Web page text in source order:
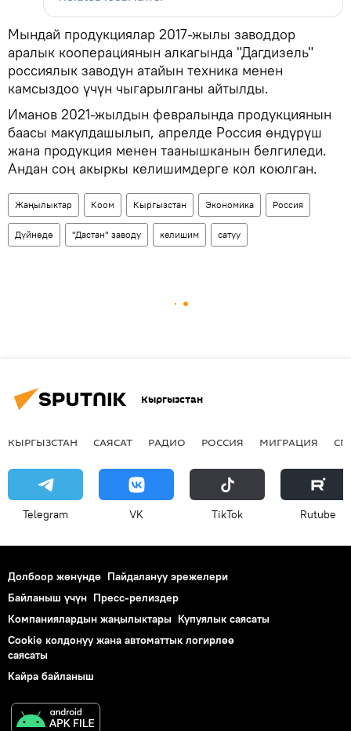
Мындай продукциялар 2017-жылы заводдор
аралык кооперациянын алкагында "Дагдизель"
россиялык заводун атайын техника менен
камсыздоо үчүн чыгарылганы айтылды.
Иманов 2021-жылдын февралында продукциянын
баасы макулдашылып, апрелде Россия өндүрүш
жана продукция менен таанышканын белгиледи.
Андан соң акыркы келишимдерге кол коюлган.
Жаңылыктар Коом Кыргызстан Экономика Россия
Дүйнөдө "Дастан" заводу келишим сатуу
Кыргызстан
КЫРГЫЗСТАН САЯСАТ РАДИО РОССИЯ МИГРАЦИЯ
Telegram VK ТikТоk Rutube
Долбоор жөнүндө Пайдалануу эрежелери
Байланыш үчүн Пресс-релиздер
Компаниялардын жаңылыктары Купуялык саясаты
Cookie колдонуу жана автоматтык логирлөө
саясаты
Кайра байланыш